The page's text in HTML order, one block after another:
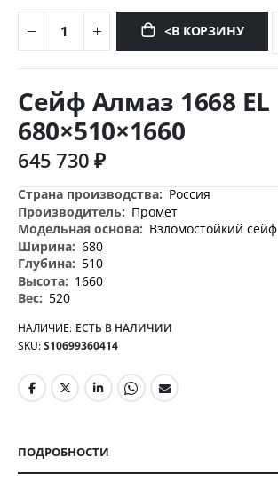
<В КОРЗИНУ
началу
изображений
Сейф Алмаз 1668 EL
680×510×1660
645 730 ₽
Дополнительная
информация
Россия
Промет
Взломостойкий сейф
680
510
1660
520
НАЛИЧИЕ: ЕСТЬ В НАЛИЧИИ
SKU S10699360414
ПОДРОБНОСТИ